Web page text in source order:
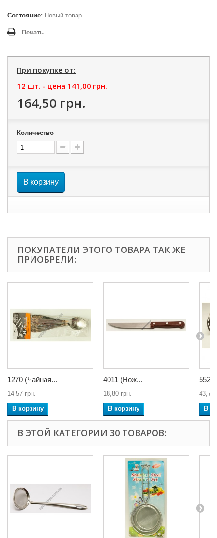
Состояние: Новый товар
Печать
При покупке от:
12 шт. - цена 141,00 грн.
164,50 грн.
Количество
В корзину
ПОКУПАТЕЛИ ЭТОГО ТОВАРА ТАК ЖЕ
ПРИОБРЕЛИ:
1270 (Чайная...
14,57 грн.
В корзину
4011 (Нож...
18,80 грн.
В корзину
43,71
В
В ЭТОЙ КАТЕГОРИИ 30 ТОВАРОВ: